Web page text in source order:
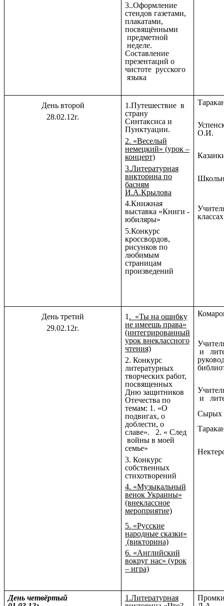
3..Оформление
стендов газетами,
плакатами,
посвящёнными
предметной
неделе.
Составление
презентаций о
чистоте русского
языка
День второй
28.02.12г.
1.Путешествие в
страну
Синтаксиса и
Пунктуации.
2. «Веселый
немецкий» (урок –
концерт)
3.Литературная
викторина по
басням
И.А.Крылова
4.Книжная
выставка «Книги -
юбиляры»
5.Конкурс
кроссвордов,
рисунков по
любимым
страницам
произведений
О.И.
классах
День третий
29.02.12г.
1. «Ты на ошибку
не имеешь права»
(интегрированный
урок внеклассного
чтения)
2. Конкурс
литературных
творческих работ,
посвященных
Дню защитников
Отечества по
темам: 1. «О
подвигах, о
доблести, о
славе». 2. « След
войны в моей
семье»
3. Конкурс
собственных
стихотворений
4. «Музыкальный
венок Украины»
(внеклассное
мероприятие)
5. «Русские
народные сказки»
(викторина)
6. «Английский
вокруг нас» (урок
– игра)
и
и
День четвёртый
1.Литературная